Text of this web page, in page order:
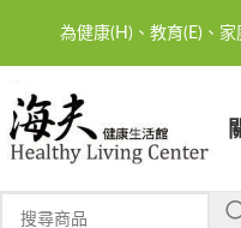
健康(H)、教育(E)、家庭